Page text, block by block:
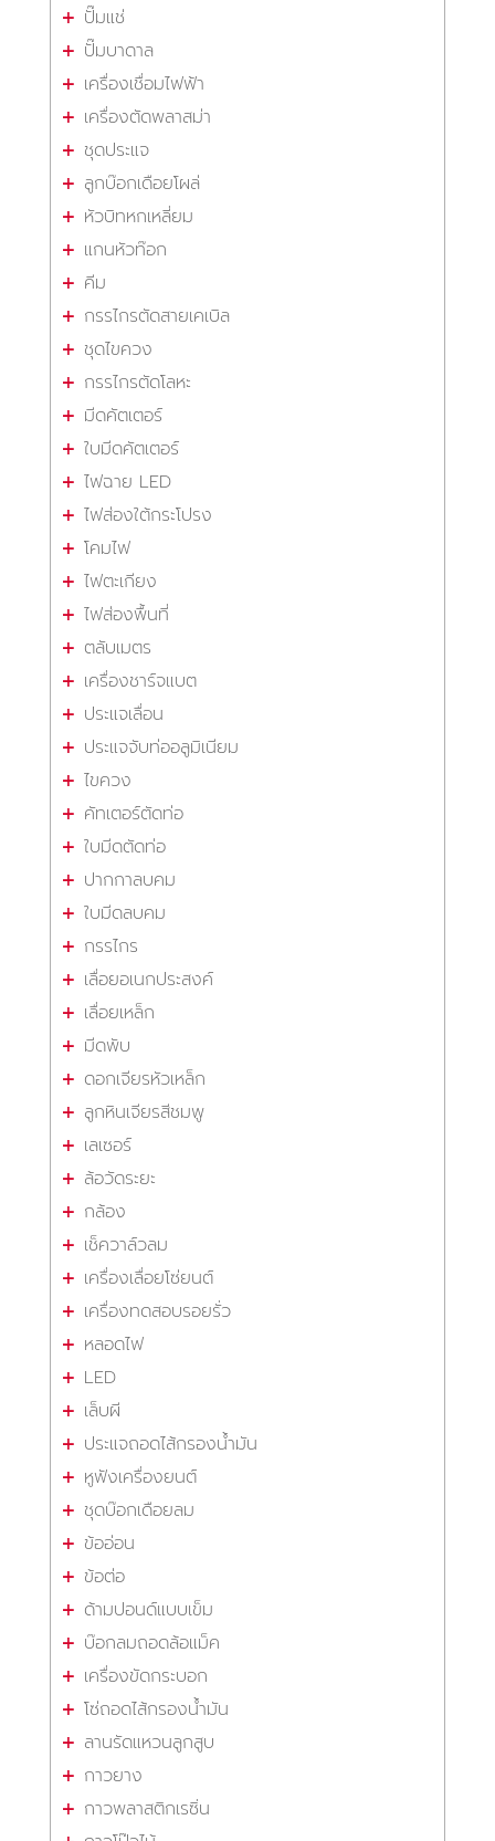
ปั๊มแช่
ปั๊มบาดาล
เครื่องเชื่อมไฟฟ้า
เครื่องตัดพลาสม่า
ชุดประแจ
ลูกบ๊อกเดือยโผล่
หัวบิทหกเหลี่ยม
แกนหัวท๊อก
คีม
กรรไกรตัดสายเคเบิล
ชุดไขควง
กรรไกรตัดโลหะ
มีดคัตเตอร์
ใบมีดคัตเตอร์
ไฟฉาย LED
ไฟส่องใต้กระโปรง
โคมไฟ
ไฟตะเกียง
ไฟส่องพื้นที่
ตลับเมตร
เครื่องชาร์จแบต
ประแจเลื่อน
ประแจจับท่ออลูมิเนียม
ไขควง
คัทเตอร์ตัดท่อ
ใบมีดตัดท่อ
ปากกาลบคม
ใบมีดลบคม
กรรไกร
เลื่อยอเนกประสงค์
เลื่อยเหล็ก
มีดพับ
ดอกเจียรหัวเหล็ก
ลูกหินเจียรสีชมพู
เลเซอร์
ล้อวัดระยะ
กล้อง
เช็ควาล์วลม
เครื่องเลื่อยโซ่ยนต์
เครื่องทดสอบรอยรั่ว
หลอดไฟ
LED
เล็บผี
ประแจถอดไส้กรองน้ำมัน
หูฟังเครื่องยนต์
ชุดบ๊อกเดือยลม
ข้ออ่อน
ข้อต่อ
ด้ามปอนด์แบบเข็ม
บ๊อกลมถอดล้อแม็ค
เครื่องขัดกระบอก
โซ่ถอดไส้กรองน้ำมัน
ลานรัดแหวนลูกสูบ
กาวยาง
กาวพลาสติกเรซิ่น